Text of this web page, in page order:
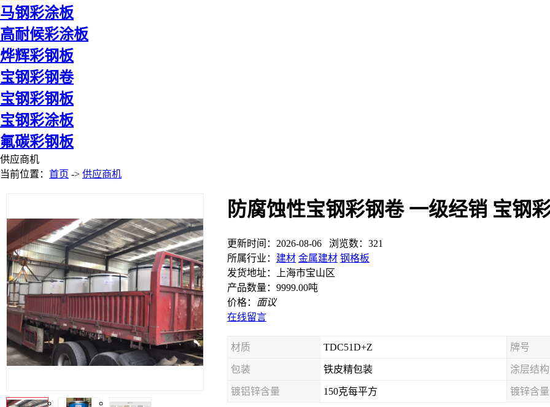
马钢彩涂板
高耐候彩涂板
烨辉彩钢板
宝钢彩钢卷
宝钢彩钢板
宝钢彩涂板
氟碳彩钢板
供应商机
当前位置： 首页 -> 供应商机
防腐蚀性宝钢彩钢卷 一级经销 宝钢
更新时间：2026-08-06 浏览数：321
所属行业： 建材 金属建材 钢格板
发货地址：上海市宝山区
产品数量：9999.00吨
价格：
面议
在线留言
材质 TDC51D+Z 牌号
包装 铁皮精包装 涂层结构
镀铝锌含量 150克每平方 镀锌含量